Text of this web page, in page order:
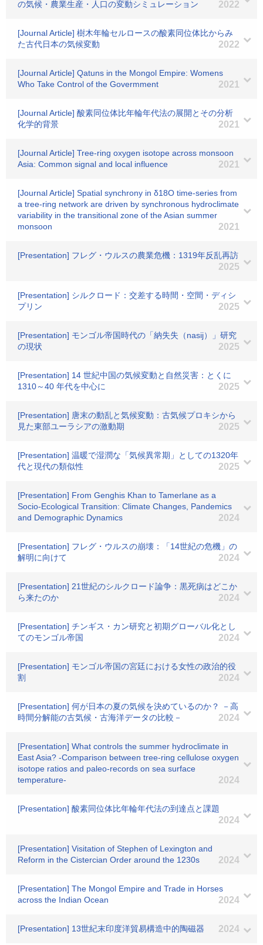
の気候・農業生産・人口の変動シミュレーション 2022
[Journal Article] 樹木年輪セルロースの酸素同位体比からみ
た古代日本の気候変動
2022
[Journal Article] Qatuns in the Mongol Empire: Womens
Who Take Control of the Govermment
2021
[Journal Article] 酸素同位体比年輪年代法の展開とその分析
化学的背景
2021
[Journal Article] Tree-ring oxygen isotope across monsoon
Asia: Common signal and local influence
2021
[Journal Article] Spatial synchrony in δ18O time-series from
a tree-ring network are driven by synchronous hydroclimate
variability in the transitional zone of the Asian summer
monsoon
2021
[Presentation] フレグ・ウルスの農業危機：1319年反乱再訪
2025
[Presentation] シルクロード：交差する時間・空間・ディシ
プリン
2025
[Presentation] モンゴル帝国時代の「納失失（nasij）」研究
の現状
2025
[Presentation] 14 世紀中国の気候変動と自然災害：とくに
1310～40 年代を中心に
2025
[Presentation] 唐末の動乱と気候変動：古気候プロキシから
見た東部ユーラシアの激動期
2025
[Presentation] 温暖で湿潤な「気候異常期」としての1320年
代と現代の類似性
2025
[Presentation] From Genghis Khan to Tamerlane as a
Socio-Ecological Transition: Climate Changes, Pandemics
and Demographic Dynamics
2024
[Presentation] フレグ・ウルスの崩壊：「14世紀の危機」の
解明に向けて
2024
[Presentation] 21世紀のシルクロード論争：黒死病はどこか
ら来たのか
2024
[Presentation] チンギス・カン研究と初期グローバル化とし
てのモンゴル帝国
2024
[Presentation] モンゴル帝国の宮廷における女性の政治的役
割
2024
[Presentation] 何が日本の夏の気候を決めているのか？ －高
時間分解能の古気候・古海洋データの比較－
2024
[Presentation] What controls the summer hydroclimate in
East Asia? -Comparison between tree-ring cellulose oxygen
isotope ratios and paleo-records on sea surface
temperature-
2024
[Presentation] 酸素同位体比年輪年代法の到達点と課題
2024
[Presentation] Visitation of Stephen of Lexington and
Reform in the Cistercian Order around the 1230s
2024
[Presentation] The Mongol Empire and Trade in Horses
across the Indian Ocean
2024
[Presentation] 13世紀末印度洋貿易構造中的陶磁器 2024